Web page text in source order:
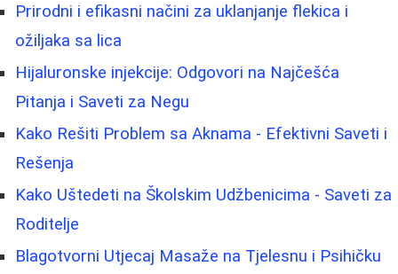
Prirodni i efikasni načini za uklanjanje flekica i
ožiljaka sa lica
Hijaluronske injekcije: Odgovori na Najčešća
Pitanja i Saveti za Negu
Kako Rešiti Problem sa Aknama - Efektivni Saveti i
Rešenja
Kako Uštedeti na Školskim Udžbenicima - Saveti za
Roditelje
Blagotvorni Utjecaj Masaže na Tjelesnu i Psihičku